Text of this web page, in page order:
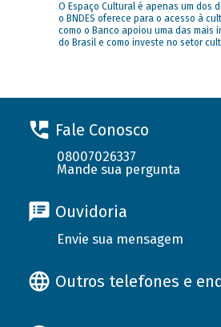
O Espaço Cultural é apenas um dos
o BNDES oferece para o acesso à
como o Banco apoiou uma das mais
do Brasil e como investe no setor
Fale Conosco
08007026337
Mande sua pergunta
Ouvidoria
Envie sua mensagem
Outros telefones e